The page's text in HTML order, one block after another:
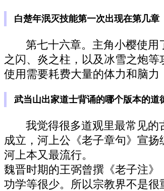
白楚年泯灭技能第一次出现在第几章
第七十六章。主角小樱使
之闪、炎之柱，以及冰雪之炮
使用需要耗费大量的体力和脑力
武当山出家道士背诵的哪个版本的道
我觉得很多道观里最常见
成立，河上公《老子章句》宣
河上本又最流行。
魏晋时期的王弼曾撰《老子注
功学等很少。所以宗教界不是很